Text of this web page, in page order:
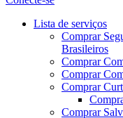
Menu
Lista de serviços
Comprar
Brasileiros
Comprar
Comprar
Comprar
Comprar